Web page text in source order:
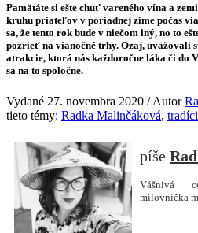
Pamätáte si ešte chuť vareného vína a
kruhu priateľov v poriadnej zime počas
sa, že tento rok bude v niečom iný, no to
pozrieť na vianočné trhy. Ozaj, uvažovali
atrakcie, ktorá nás každoročne láka či do
sa na to spoločne.
Vydané 27. novembra 2020 / Autor
tieto témy: Radka Malinčáková,
Vášnivá
milovníčka